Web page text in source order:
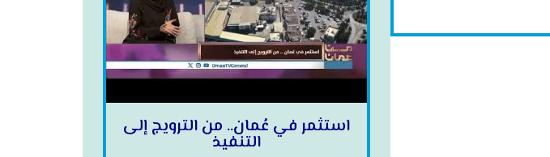
استثمر في عُمان.. من الترويج إلى
التنفيذ